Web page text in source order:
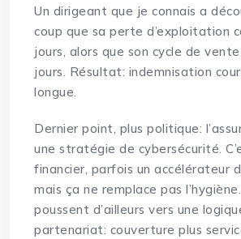
Un dirigeant que je connais a
coup que sa perte d’exploitation
jours, alors que son cycle de
jours. Résultat: indemnisation
longue.
Dernier point, plus politique:
une stratégie de cybersécurité.
financier, parfois un accélérateur
mais ça ne remplace pas
poussent d’ailleurs vers une
partenariat: couverture plus